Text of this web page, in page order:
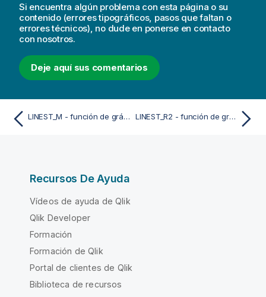
Si encuentra algún problema con esta página o su
contenido (errores tipográficos, pasos que faltan o
errores técnicos), no dude en ponerse en contacto
con nosotros.
Deje aquí sus comentarios
LINEST_M - función de gráfico LINEST_R2 - función de gráfico
Recursos De Ayuda
Vídeos de ayuda de Qlik
Qlik Developer
Formación
Formación de Qlik
Portal de clientes de Qlik
Biblioteca de recursos